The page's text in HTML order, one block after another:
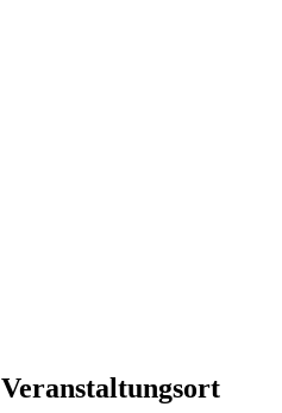
Veranstaltungsort